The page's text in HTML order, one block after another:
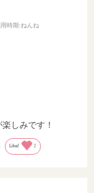
時期:ねんね
しみです！
Like! 2